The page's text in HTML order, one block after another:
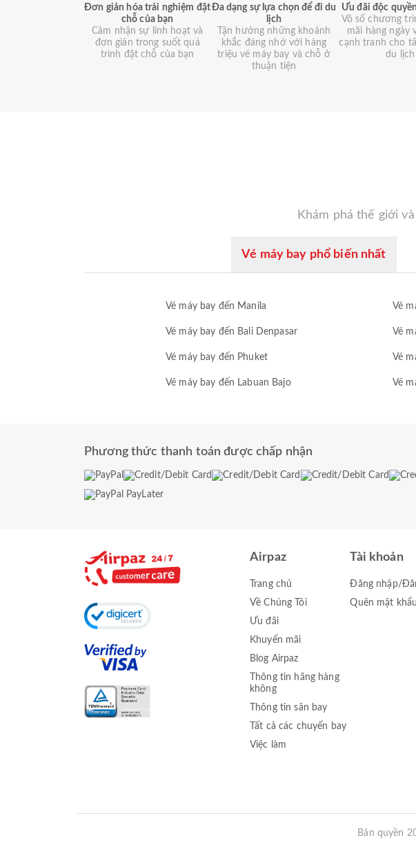
Đơn giản hóa trải nghiệm đặt
chỗ của bạn
Cảm nhận sự linh hoạt và
đơn giản trong suốt quá
trình đặt chỗ của bạn
Đa dạng sự lựa chọn để đi du
lịch
Tận hưởng những khoảnh
khắc đáng nhớ với hàng
triệu vé máy bay và chỗ ở
thuận tiện
Ưu đãi độc
Vô số chương
mãi hàng ngày
cạnh tranh cho
du lịch
Khám phá thế giới
Vé máy bay phổ biến nhất
Vé máy bay đến Manila Vé
Vé máy bay đến Bali Denpasar Vé
Vé máy bay đến Phuket Vé
Vé máy bay đến Labuan Bajo Vé
Phương thức thanh toán được chấp nhận
Airpaz
Trang chủ
Về Chúng Tôi
Ưu đãi
Khuyến mãi
Blog Airpaz
Thông tin hãng hàng
không
Thông tin sân bay
Tất cả các chuyến bay
Việc làm
Tài khoản
Đăng nhập/
Quên mật khẩu
Bản quyền